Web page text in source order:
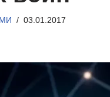
03.01.2017